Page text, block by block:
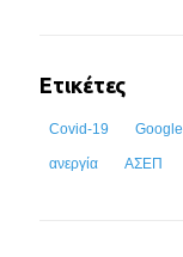
Ετικέτες
Covid-19 Google
ανεργία ΑΣΕΠ